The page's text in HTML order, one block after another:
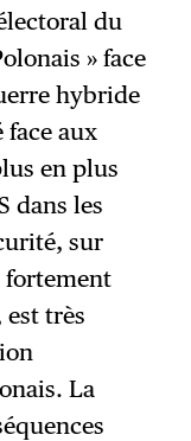
du
» face
hybride
face aux
en plus
dans les
sur
fortement
très
La